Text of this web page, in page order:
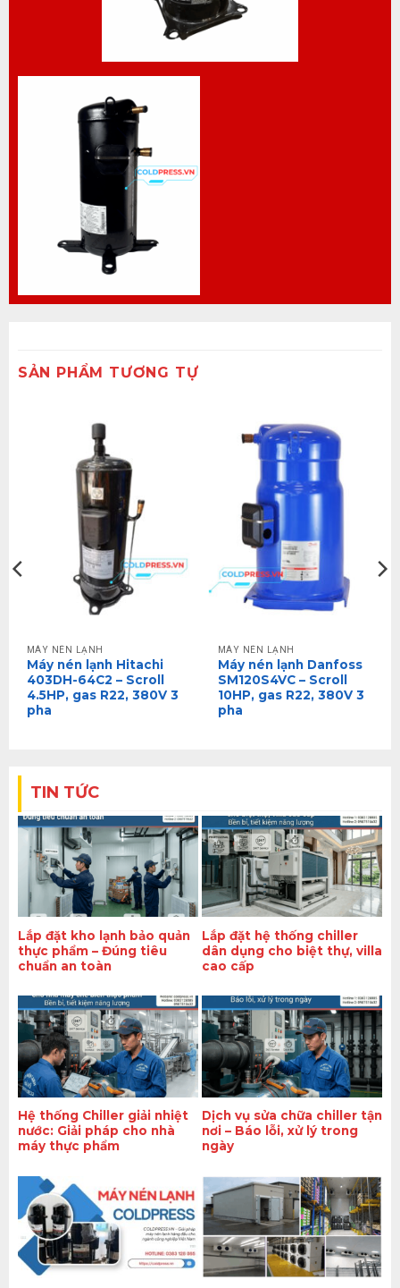
SẢN PHẨM TƯƠNG TỰ
MÁY NÉN LẠNH
Máy nén lạnh Hitachi
403DH-64C2 – Scroll
4.5HP, gas R22, 380V 3
pha
MÁY NÉN LẠNH
Máy nén lạnh Danfoss
SM120S4VC – Scroll
10HP, gas R22, 380V 3
pha
TIN TỨC
Lắp đặt kho lạnh bảo quản
thực phẩm – Đúng tiêu
chuẩn an toàn
Lắp đặt hệ thống chiller
dân dụng cho biệt thự, villa
cao cấp
Hệ thống Chiller giải nhiệt
nước: Giải pháp cho nhà
máy thực phẩm
Dịch vụ sửa chữa chiller tận
nơi – Báo lỗi, xử lý trong
ngày